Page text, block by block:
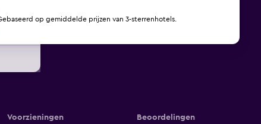
Voorzieningen Beoordelingen
op gemiddelde prijzen van 3-sterrenhotels.